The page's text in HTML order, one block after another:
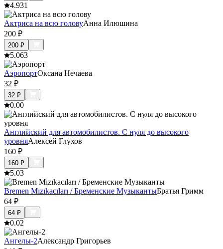
4.931
Актриса на всю головуАнна Илюшина
200 ₽
200 ₽
5.063
АэропортОксана Нечаева
32 ₽
32 ₽
0.00
Английский для автомобилистов. С нуля до высокого
уровняАлексей Глухов
160 ₽
160 ₽
5.03
Bremen Mızıkacıları / Бременские МузыкантыБратья Гримм
64 ₽
64 ₽
0.02
Ангелы-2Александр Григорьев